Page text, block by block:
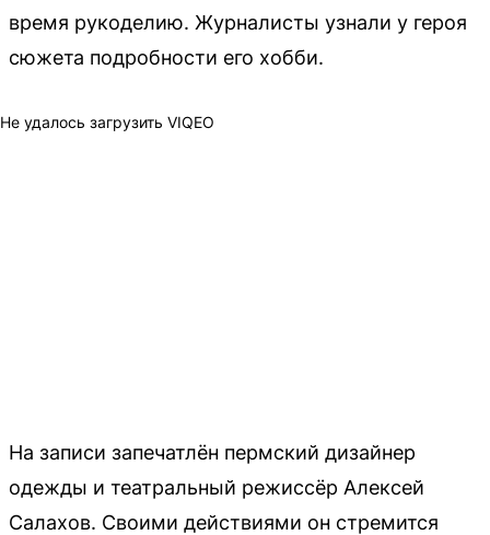
время рукоделию. Журналисты узнали у героя
сюжета подробности его хобби.
Не удалось загрузить VIQEO
На записи запечатлён пермский дизайнер
одежды и театральный режиссёр Алексей
Салахов. Своими действиями он стремится